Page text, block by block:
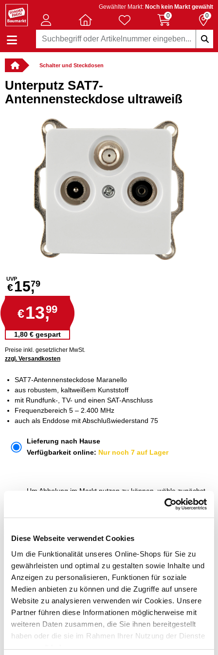
Diese Webseite verwendet Cookies
Um die Funktionalität unseres Online-Shops für Sie zu
gewährleisten und optimal zu gestalten sowie Inhalte und
Anzeigen zu personalisieren, Funktionen für soziale
Medien anbieten zu können und die Zugriffe auf unsere
Website zu analysieren verwenden wir Cookies. Unsere
Partner führen diese Informationen möglicherweise mit
weiteren Daten zusammen, die Sie ihnen bereitgestellt
haben oder die sie im Rahmen Ihrer Nutzung der Dienste
gesammelt haben.
Gewählter Markt: Noch kein Markt gewählt
0
0
Schalter und Steckdosen
Unterputz SAT7-
Antennensteckdose ultraweiß
UVP
€15,79
€13,99
1,80 € gespart
Preise inkl. gesetzlicher MwSt.
zzgl. Versandkosten
SAT7-Antennensteckdose Maranello
aus robustem, kaltweißem Kunststoff
mit Rundfunk-, TV- und einen SAT-Anschluss
Frequenzbereich 5 – 2.400 MHz
auch als Enddose mit Abschlußwiederstand 75
Lieferung nach Hause
Verfügbarkeit online: Nur noch 7 auf Lager
Um Abholung im Markt nutzen zu können, wähle zunächst
In den Warenkorb
Merken
ZUBEHÖR UND PASSENDE ARTIKEL: